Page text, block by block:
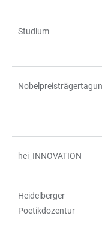
Studium
hei_INNOVATION
Heidelberger
Poetikdozentur